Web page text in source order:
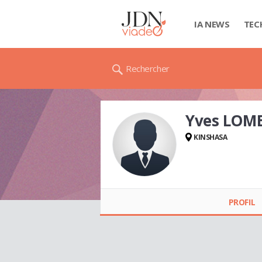
IA NEWS
Rechercher
Yves
KINSHASA
PROFIL